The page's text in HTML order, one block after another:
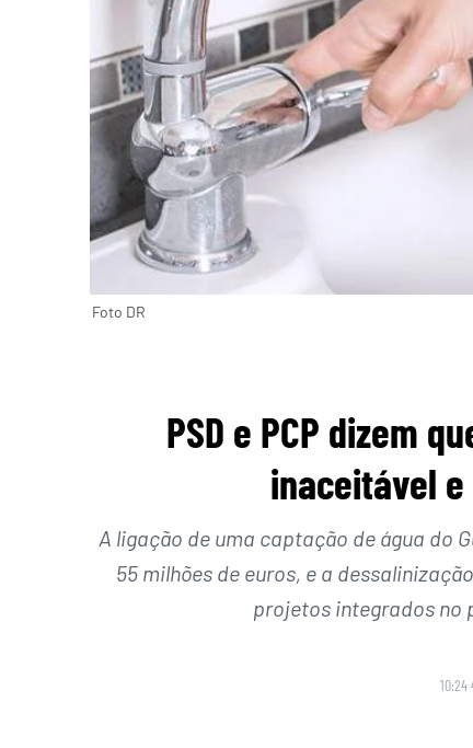
Foto DR
PSD e PCP dizem
inaceitável
A ligação de uma captação de água do
55 milhões de euros, e a
projetos integrados no
10:24